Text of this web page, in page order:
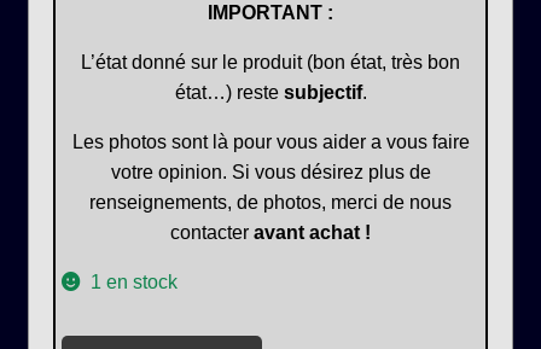
IMPORTANT :
L’état donné sur le produit (bon état, très bon
état…) reste subjectif.
Les photos sont là pour vous aider a vous faire
votre opinion. Si vous désirez plus de
renseignements, de photos, merci de nous
contacter avant achat !
1 en stock